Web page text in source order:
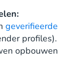
geverifieerde
profiles).
opbouwen